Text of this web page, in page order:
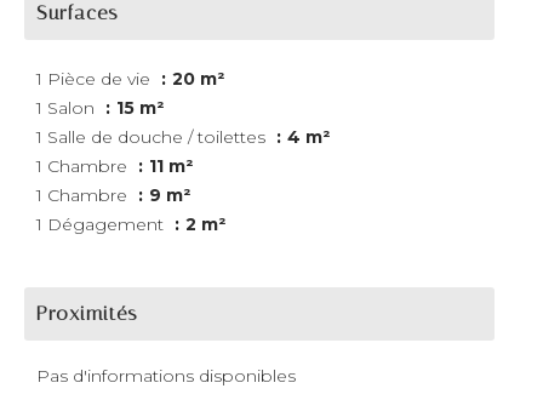
Surfaces
1 Pièce de vie
20 m²
1 Salon
15 m²
1 Salle de douche / toilettes
4 m²
1 Chambre
11 m²
1 Chambre
9 m²
1 Dégagement
2 m²
Proximités
Pas d'informations disponibles